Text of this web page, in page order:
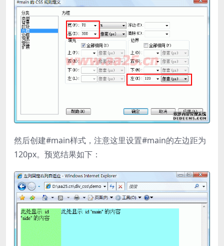
然后创建#main样式，注意这里设置#main的左边距为
120px。预览结果如下：